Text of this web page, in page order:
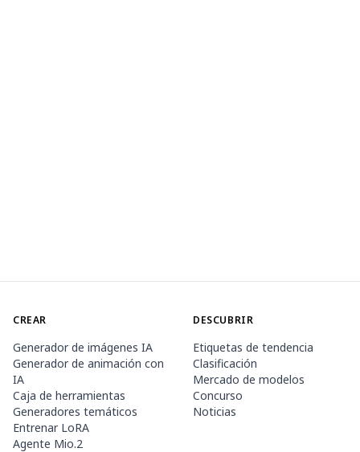
CREAR
Generador de imágenes IA
Generador de animación con
IA
Caja de herramientas
Generadores temáticos
Entrenar LoRA
Agente Mio.2
DESCUBRIR
Etiquetas de tendencia
Clasificación
Mercado de modelos
Concurso
Noticias